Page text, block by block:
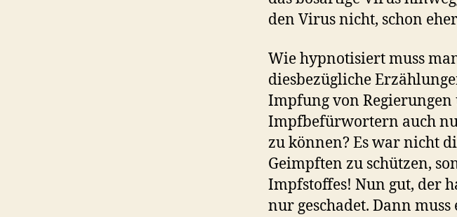
den Virus nicht, schon
Wie hypnotisiert muss
diesbezügliche
Impfung von
Impfbefürwortern auch
zu können? Es war nicht
Geimpften zu schützen,
Impfstoffes! Nun gut, der
nur geschadet. Dann